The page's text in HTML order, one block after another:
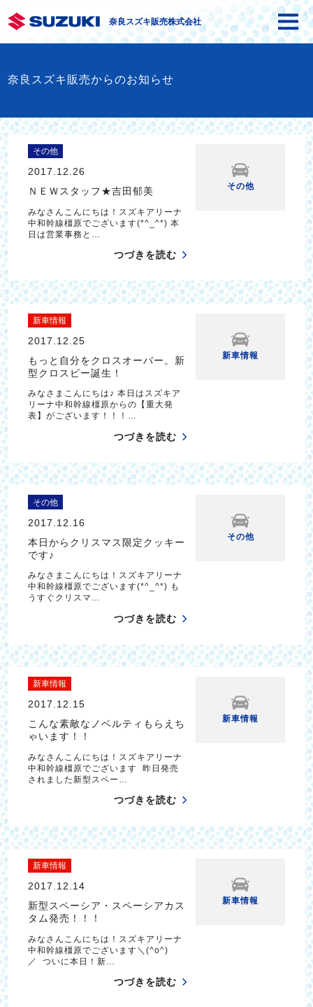
奈良スズキ販売株式会社
奈良スズキ販売からのお知らせ
その他
2017.12.26
ＮＥＷスタッフ★吉田郁美
みなさんこんにちは！スズキアリーナ
中和幹線橿原でございます(*^_^*) 本
日は営業事務と…
つづきを読む
その他
新車情報
2017.12.25
もっと自分をクロスオーバー。新
型クロスビー誕生！
みなさまこんにちは♪ 本日はスズキア
リーナ中和幹線橿原からの【重大発
表】がございます！！！…
つづきを読む
新車情報
その他
2017.12.16
本日からクリスマス限定クッキー
です♪
みなさまこんにちは！スズキアリーナ
中和幹線橿原でございます(*^_^*) も
うすぐクリスマ…
つづきを読む
その他
新車情報
2017.12.15
こんな素敵なノベルティもらえち
ゃいます！！
みなさんこんにちは！スズキアリーナ
中和幹線橿原でございます 昨日発売
されました新型スペー…
つづきを読む
新車情報
新車情報
2017.12.14
新型スペーシア・スペーシアカス
タム発売！！！
みなさんこんにちは！スズキアリーナ
中和幹線橿原でございます＼(^o^)
／ ついに本日！新…
つづきを読む
新車情報